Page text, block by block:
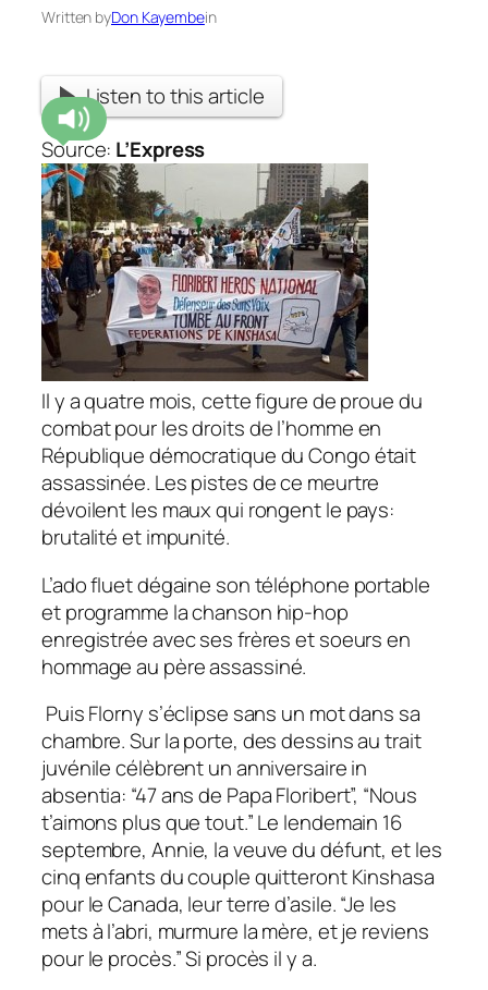
Written byDon Kayembein
Listen to this article
Source: L’Express
Il y a quatre mois, cette figure de proue du
combat pour les droits de l’homme en
République démocratique du Congo était
assassinée. Les pistes de ce meurtre
dévoilent les maux qui rongent le pays:
brutalité et impunité.
L’ado fluet dégaine son téléphone portable
et programme la chanson hip-hop
enregistrée avec ses frères et soeurs en
hommage au père assassiné.
Puis Florny s’éclipse sans un mot dans sa
chambre. Sur la porte, des dessins au trait
juvénile célèbrent un anniversaire in
absentia: “47 ans de Papa Floribert”, “Nous
t’aimons plus que tout.” Le lendemain 16
septembre, Annie, la veuve du défunt, et les
cinq enfants du couple quitteront Kinshasa
pour le Canada, leur terre d’asile. “Je les
mets à l’abri, murmure la mère, et je reviens
pour le procès.” Si procès il y a.